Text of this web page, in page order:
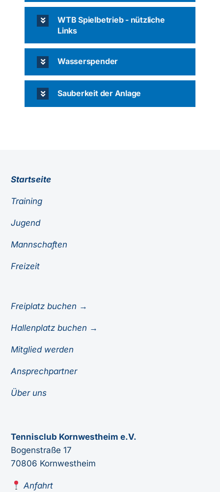
WTB Spielbetrieb - nützliche
Links
Wasserspender
Sauberkeit der Anlage
Startseite
Training
Jugend
Mannschaften
Freizeit
Freiplatz buchen →
Hallenplatz buchen →
Mitglied werden
Ansprechpartner
Über uns
Tennisclub Kornwestheim e.V.
Bogenstraße 17
70806 Kornwestheim
Anfahrt